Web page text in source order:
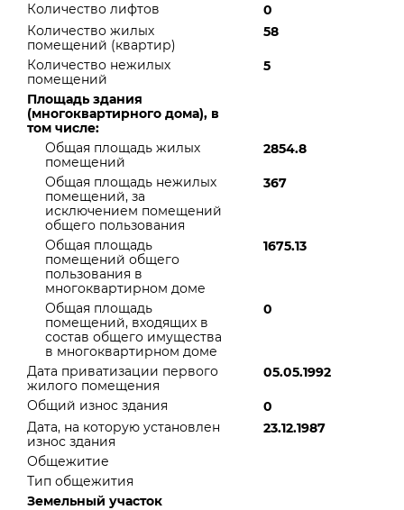
Количество лифтов
0
Количество жилых
помещений (квартир)
58
Количество нежилых
помещений
5
Площадь здания
(многоквартирного дома), в
том числе:
Общая площадь жилых
помещений
2854.8
Общая площадь нежилых
помещений, за
исключением помещений
общего пользования
367
Общая площадь
помещений общего
пользования в
многоквартирном доме
1675.13
Общая площадь
помещений, входящих в
состав общего имущества
в многоквартирном доме
0
Дата приватизации первого
жилого помещения
05.05.1992
Общий износ здания
0
Дата, на которую установлен
износ здания
23.12.1987
Общежитие
Тип общежития
Земельный участок